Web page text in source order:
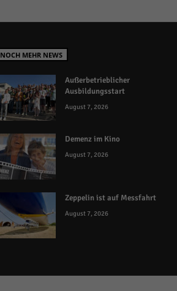
NOCH MEHR NEWS
Außerbetrieblicher
Ausbildungsstart
August 7, 2026
Demenz im Kino
August 7, 2026
Zeppelin ist auf Messfahrt
August 7, 2026